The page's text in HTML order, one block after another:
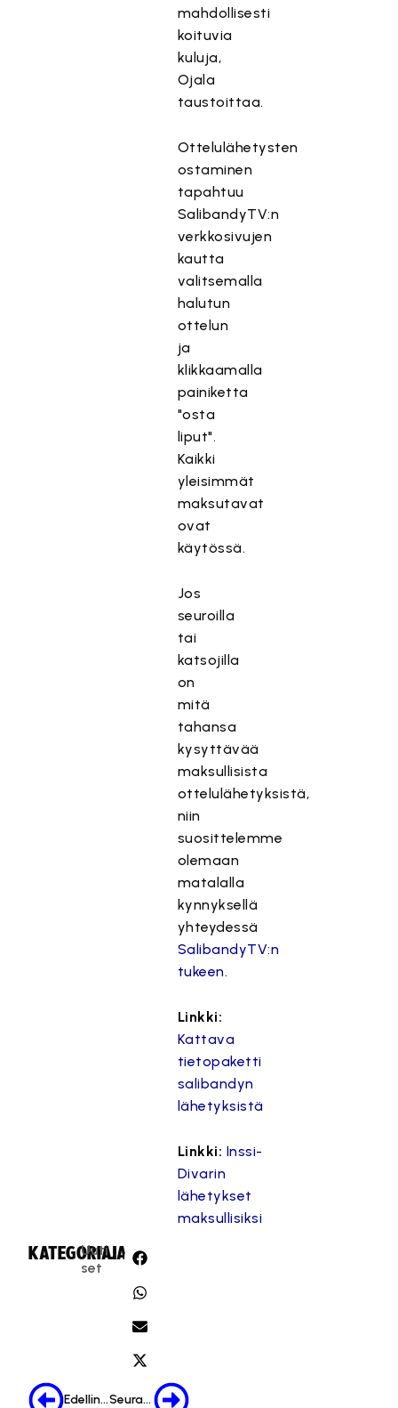
mahdollisesti
koituvia
kuluja,
Ojala
taustoittaa.
Ottelulähetysten
ostaminen
tapahtuu
SalibandyTV:n
verkkosivujen
kautta
valitsemalla
halutun
ottelun
ja
klikkaamalla
painiketta
"osta
liput".
Kaikki
yleisimmät
maksutavat
ovat
käytössä.
Jos
seuroilla
tai
katsojilla
on
mitä
tahansa
kysyttävää
maksullisista
ottelulähetyksistä,
niin
suosittelemme
olemaan
matalalla
kynnyksellä
yhteydessä
SalibandyTV:n
tukeen.
Linkki:
Kattava
tietopaketti
salibandyn
lähetyksistä
Linkki: Inssi-
Divarin
lähetykset
maksullisiksi
KATEGORIA:
Uuti
set
JAA:
Edellinen Seuraava